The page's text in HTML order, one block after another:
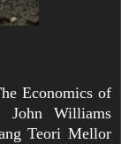
Economics of
John Williams
Teori Mellor